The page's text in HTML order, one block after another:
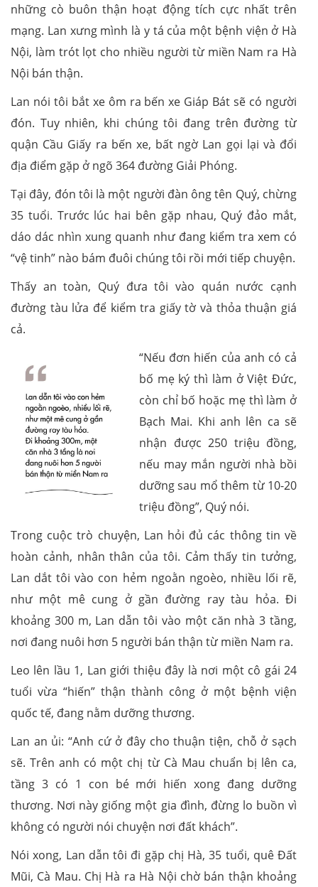
những cò buôn thận hoạt động tích cực nhất trên
mạng. Lan xưng mình là y tá của một bệnh viện ở Hà
Nội, làm trót lọt cho nhiều người từ miền Nam ra Hà
Nội bán thận.
Lan nói tôi bắt xe ôm ra bến xe Giáp Bát sẽ có người
đón. Tuy nhiên, khi chúng tôi đang trên đường từ
quận Cầu Giấy ra bến xe, bất ngờ Lan gọi lại và đổi
địa điểm gặp ở ngõ 364 đường Giải Phóng.
Tại đây, đón tôi là một người đàn ông tên Quý, chừng
35 tuổi. Trước lúc hai bên gặp nhau, Quý đảo mắt,
dáo dác nhìn xung quanh như đang kiểm tra xem có
“vệ tinh” nào bám đuôi chúng tôi rồi mới tiếp chuyện.
Thấy an toàn, Quý đưa tôi vào quán nước cạnh
đường tàu lửa để kiểm tra giấy tờ và thỏa thuận giá
cả.
“Nếu đơn hiến của anh có cả
bố mẹ ký thì làm ở Việt Đức,
còn chỉ bố hoặc mẹ thì làm ở
Bạch Mai. Khi anh lên ca sẽ
nhận được 250 triệu đồng,
nếu may mắn người nhà bồi
dưỡng sau mổ thêm từ 10-20
triệu đồng”, Quý nói.
Trong cuộc trò chuyện, Lan hỏi đủ các thông tin về
hoàn cảnh, nhân thân của tôi. Cảm thấy tin tưởng,
Lan dắt tôi vào con hẻm ngoằn ngoèo, nhiều lối rẽ,
như một mê cung ở gần đường ray tàu hỏa. Đi
khoảng 300 m, Lan dẫn tôi vào một căn nhà 3 tầng,
nơi đang nuôi hơn 5 người bán thận từ miền Nam ra.
Leo lên lầu 1, Lan giới thiệu đây là nơi một cô gái 24
tuổi vừa “hiến” thận thành công ở một bệnh viện
quốc tế, đang nằm dưỡng thương.
Lan an ủi: “Anh cứ ở đây cho thuận tiện, chỗ ở sạch
sẽ. Trên anh có một chị từ Cà Mau chuẩn bị lên ca,
tầng 3 có 1 con bé mới hiến xong đang dưỡng
thương. Nơi này giống một gia đình, đừng lo buồn vì
không có người nói chuyện nơi đất khách”.
Nói xong, Lan dẫn tôi đi gặp chị Hà, 35 tuổi, quê Đất
Mũi, Cà Mau. Chị Hà ra Hà Nội chờ bán thận khoảng